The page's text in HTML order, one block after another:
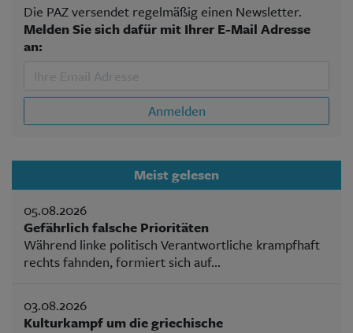
Die PAZ versendet regelmäßig einen Newsletter.
Melden Sie sich dafür mit Ihrer E-Mail Adresse
an:
Anmelden
Meist gelesen
05.08.2026
Gefährlich falsche Prioritäten
Während linke politisch Verantwortliche krampfhaft
rechts fahnden, formiert sich auf...
03.08.2026
Kulturkampf um die griechische